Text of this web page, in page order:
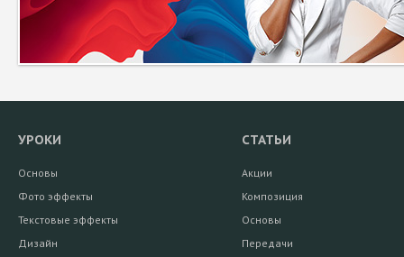
УРОКИ
Основы
Фото эффекты
Текстовые эффекты
Дизайн
СТАТЬИ
Акции
Композиция
Основы
Передачи